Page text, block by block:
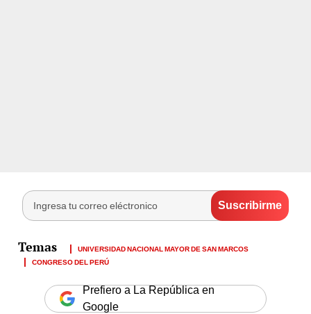
UNIVERSIDAD NACIONAL MAYOR DE SAN MARCOS
CONGRESO DEL PERÚ
Prefiero a La República en
Google